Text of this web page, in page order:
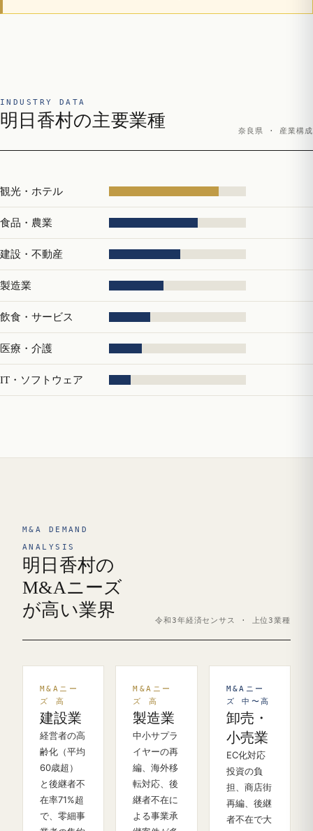
INDUSTRY DATA
明日香村の主要業種
奈良県 · 産業構成
観光・ホテル
食品・農業
建設・不動産
製造業
飲食・サービス
医療・介護
IT・ソフトウェア
M&A DEMAND
ANALYSIS
明日香村の
M&Aニーズ
が高い業界
令和3年経済センサス · 上位3業種
M&Aニー
ズ 高
建設業
経営者の高
齢化（平均
60歳超）
と後継者不
在率71%超
で、零細事
M&Aニー
ズ 高
製造業
中小サプラ
イヤーの再
編、海外移
転対応、後
継者不在に
よる事業承
M&Aニー
ズ 中〜高
卸売・
小売業
EC化対応
投資の負
担、商店街
再編、後継
者不在で大